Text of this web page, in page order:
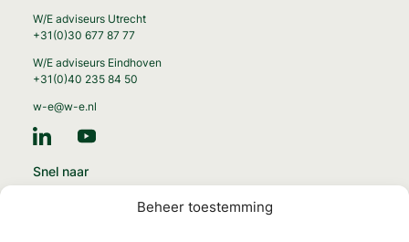
Beheer toestemming
W/E adviseurs Utrecht
+31(0)30 677 87 77
W/E adviseurs Eindhoven
+31(0)40 235 84 50
w-e@w-e.nl
Snel naar